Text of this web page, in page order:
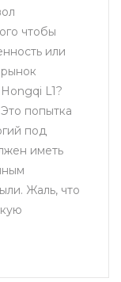
чтобы
или
L1?
попытка
под
иметь
Жаль, что